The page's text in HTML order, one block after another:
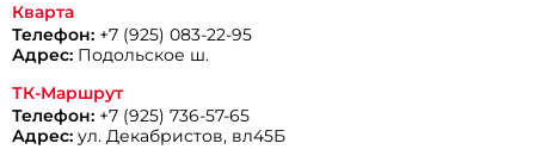
Кварта
Телефон: +7 (925) 083-22-95
Адрес: Подольское ш.
ТК-Маршрут
Телефон: +7 (925) 736-57-65
Адрес: ул. Декабристов, вл45Б